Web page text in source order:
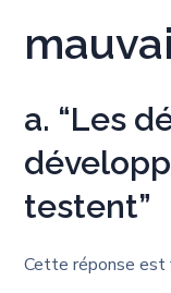
a. “Les
testent”
Cette réponse est